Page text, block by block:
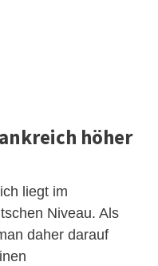
höher
liegt im
Niveau. Als
daher darauf